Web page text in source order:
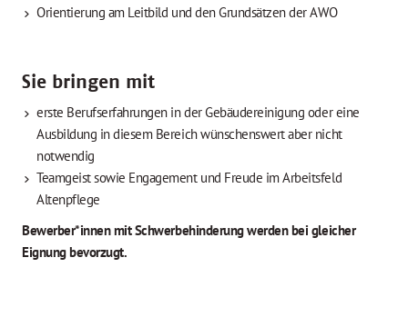
Orientierung am Leitbild und den Grundsätzen der AWO
Sie bringen mit
erste Berufserfahrungen in der Gebäudereinigung oder eine
Ausbildung in diesem Bereich wünschenswert aber nicht
notwendig
Teamgeist sowie Engagement und Freude im Arbeitsfeld
Altenpflege
Bewerber*innen mit Schwerbehinderung werden bei gleicher
Eignung bevorzugt.